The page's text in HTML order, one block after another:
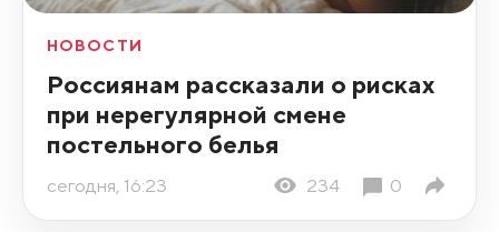
НОВОСТИ
Россиянам рассказали о рисках
при нерегулярной смене
постельного белья
сегодня, 16:23 234 0